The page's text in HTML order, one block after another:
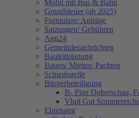
Mobil mit Bus & Bahn
Grundsteuer (ab 2025)
Formulare/ Anträge
Satzungen/ Gebühren
Amt24
Gemeindenachrichten
Bauleitplanung
Bauen/ Mieten/ Pachten
Schiedsstelle
Bürgerbeteiligung
B- Plan Doberschau,
Vbpl Gut
Ehrenamt